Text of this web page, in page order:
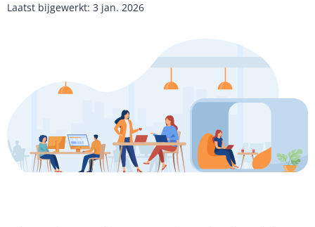
Laatst bijgewerkt: 3 jan. 2026